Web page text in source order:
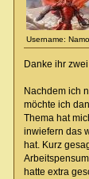
Username: Namo
Danke ihr zwei
Nachdem ich
möchte ich
Thema hat
inwiefern das
hat. Kurz
hatte extra